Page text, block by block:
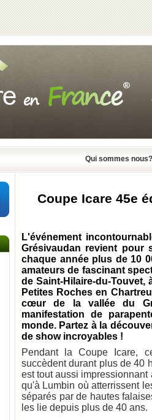
Qui sommes nous?
Coupe Icare 45e
L'événement
Grésivaudan revient pour
chaque année plus de 10
amateurs de fascinant
de Saint-Hilaire-du-Touvet,
Petites Roches en
cœur de la vallée du
manifestation de
monde. Partez à la
de show incroyables !
Pendant la Coupe Icare,
succèdent durant plus de 40
est tout aussi
qu'à Lumbin où atterrissent
séparés par de hautes
les lie depuis plus de 40 ans.